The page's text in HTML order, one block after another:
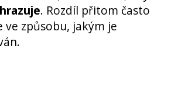
. Rozdíl přitom často
ve způsobu, jakým je